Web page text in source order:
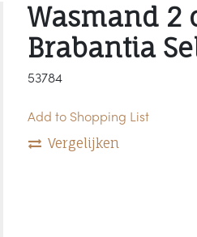
Wasmand
Brabantia
53784
Add to Shopping List
Vergelijken